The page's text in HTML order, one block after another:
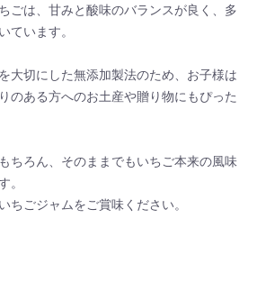
ごは、甘みと酸味のバランスが良く、多
ています。
大切にした無添加製法のため、お子様は
のある方へのお土産や贈り物にもぴった
ちろん、そのままでもいちご本来の風味
。
ちごジャムをご賞味ください。